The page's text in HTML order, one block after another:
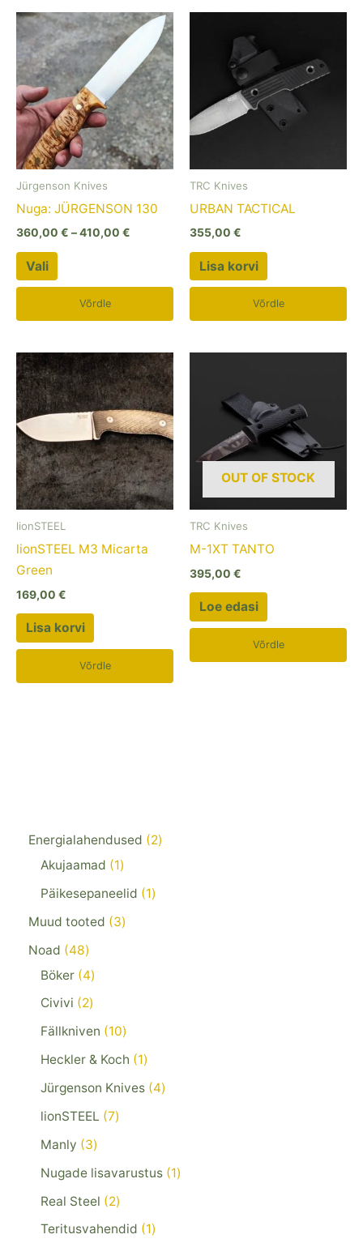
Energialahendused
2
Akujaamad
1
Päikesepaneelid
1
Muud tooted
3
Noad
48
Böker 4
Civivi
2
Fällkniven
10
Heckler & Koch
1
Jürgenson Knives 4
lionSTEEL 7
Manly
3
Nugade lisavarustus 1
Real Steel
2
Teritusvahendid
1
Jürgenson Knives
Nuga: JÜRGENSON 130
360,00 € –410,00 €
Hinnavahemik:
360,00 €
kuni
410,00 €
Vali
Sellel
tootel
on
mitu
varianti.
Valikuid
saab
teha
tootelehel.
Võrdle
TRC Knives
URBAN TACTICAL
355,00 €
Lisa korvi
Võrdle
lionSTEEL
lionSTEEL M3 Micarta
Green
169,00 €
Lisa korvi
Võrdle
OUT OF STOCK
TRC Knives
M-1XT TANTO
395,00 €
Loe edasi
Võrdle